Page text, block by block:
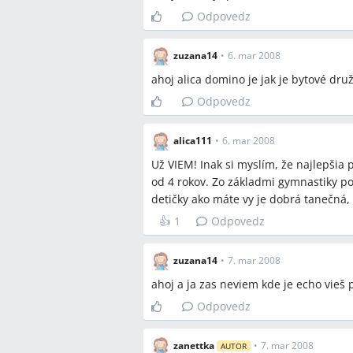
Q:Je lepšie začať s gymnastikou
dieťa?
A:V diskusii sa uviedlo, že
berie deti od 4–5 rokov; alternatívne
majú špeciálne kurzy pre malé deti a
Q:Sú v Nitre tanečné kurzy pre
tance?
A:Áno; ECHO uvádza súťažný úsek
spomínalo, že ECHO pracuje s
Závery z diskusie
Zhoda
V Nitre sú viaceré možnosti pre
(OC Lipa) a Domino (Chrenová/
Väčšina kurzov orientuje
Odpovedz
zuzana14 • 6. mar 2008
ahoj alica domino je jak je bytové
Odpovedz
alica111 • 6. mar 2008
Už VIEM! Inak si myslím, že
od 4 rokov. Zo základmi gymnastiky
detičky ako máte vy je dobrá
👍 1 Odpovedz
zuzana14 • 7. mar 2008
ahoj a ja zas neviem kde je echo
Odpovedz
zanettka AUTOR • 7. mar 2008